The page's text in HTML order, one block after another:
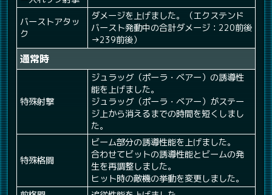
バーストアタッ
ク
ダメージを上げました。（エクステンド
バースト発動中の合計ダメージ：220前後
→239前後）
通常時
特殊射撃
ジュラッグ（ポーラ・ベアー）の誘導性
能を上げました。
ジュラッグ（ポーラ・ベアー）がステー
ジ上から消えるまでの時間を短くしまし
た。
特殊格闘
ビーム部分の誘導性能を上げました。
合わせてビットの誘導性能とビームの発
生を再調整しました。
ヒット時の敵機の挙動を変更しました。